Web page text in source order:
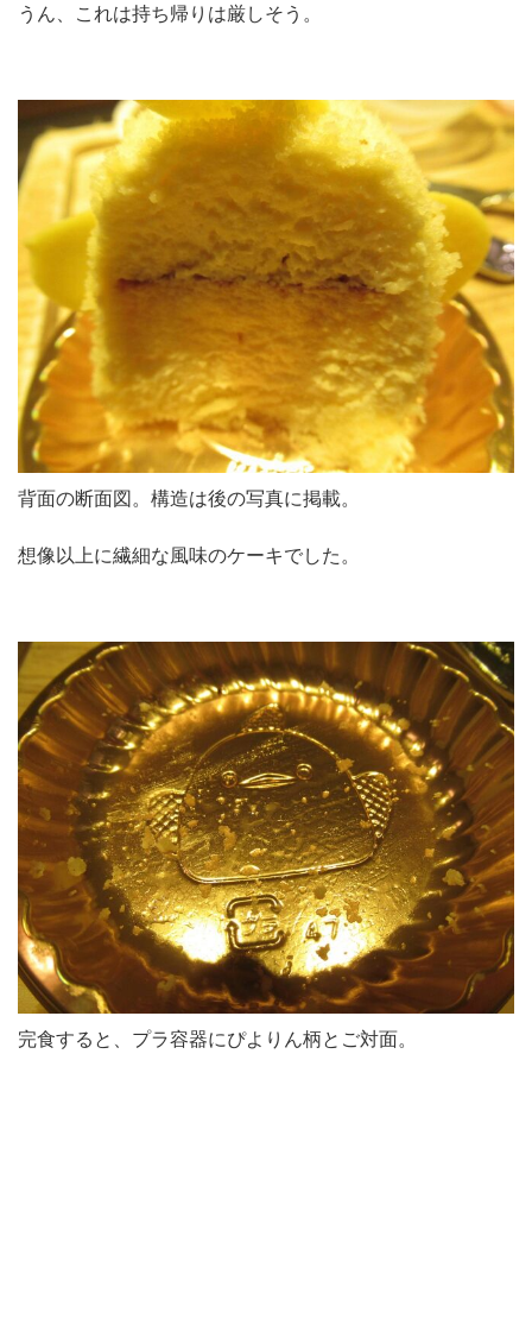
うん、これは持ち帰りは厳しそう。
背面の断面図。構造は後の写真に掲載。
想像以上に繊細な風味のケーキでした。
完食すると、プラ容器にぴよりん柄とご対面。